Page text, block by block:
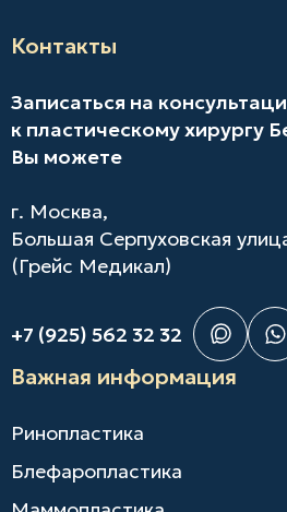
Важная информация
Ринопластика
Блефаропластика
Контакты
Записаться на
к пластическому хирургу
Вы можете
г. Москва,
Большая Серпуховская
(Грейс Медикал)
+7 (925) 562 32 32